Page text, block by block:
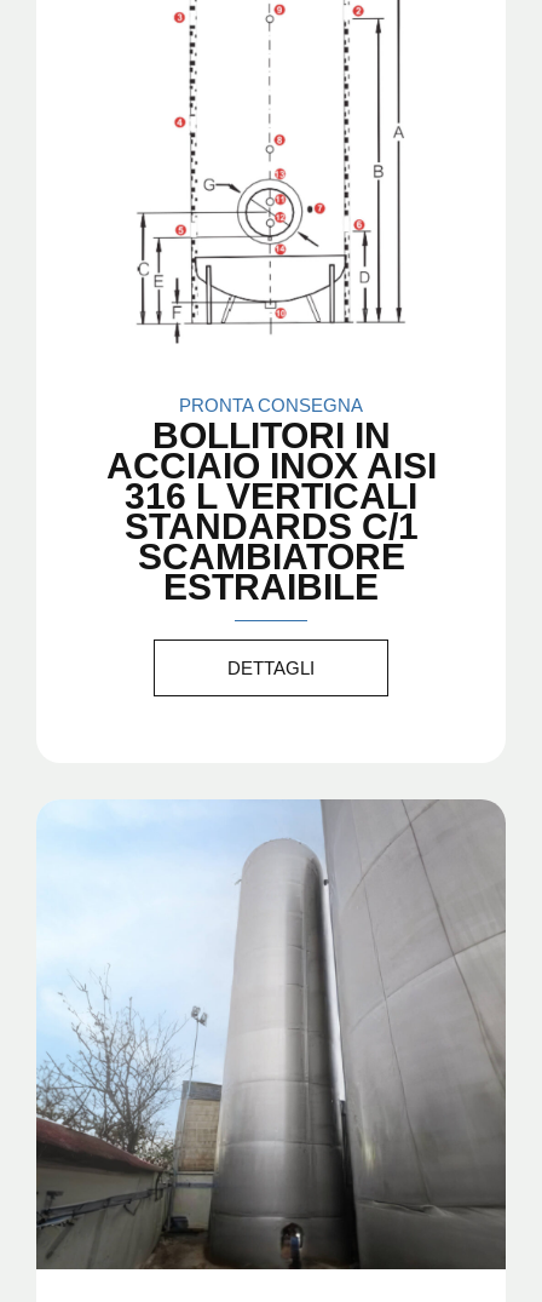
PRONTA CONSEGNA
BOLLITORI IN
ACCIAIO INOX AISI
316 L VERTICALI
STANDARDS C/1
SCAMBIATORE
ESTRAIBILE
DETTAGLI